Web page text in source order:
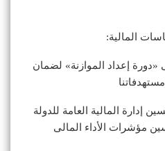
المالية:
إعداد الموازنة» لضمان
إدارة المالية العامة للدولة
مؤشرات الأداء المالى